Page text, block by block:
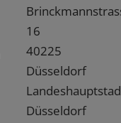
16
40225
Düsseldorf
Düsseldorf